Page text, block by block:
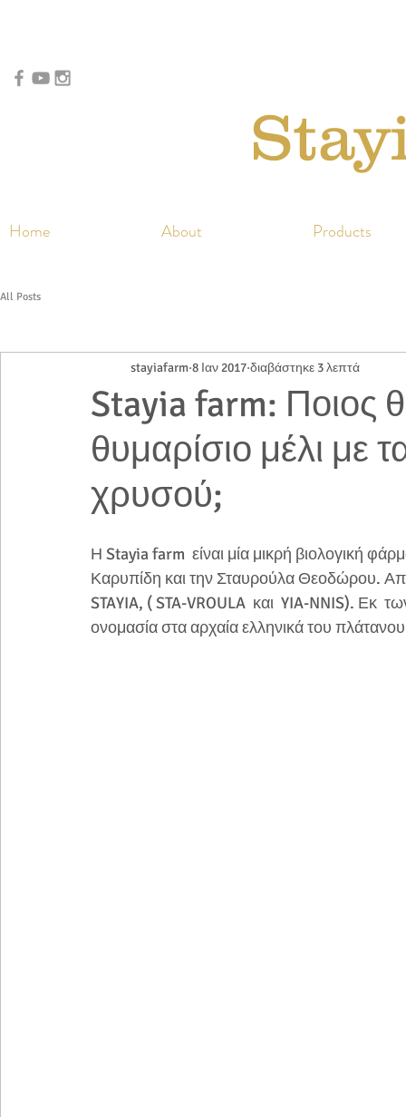
Home About Products
All Posts
Stayia farm: Ποιος
θυμαρίσιο μέλι με
χρυσού;
stayiafarm 8 Ιαν 2017 διαβάστηκε 3 λεπτά
Η Stayia farm  είναι μία μικρή βιολογική
Καρυπίδη και την Σταυρούλα Θεοδώρου.
STAYIA, ( STA-VROULA  και  YIA-NNIS). Εκ
ονομασία στα αρχαία ελληνικά του